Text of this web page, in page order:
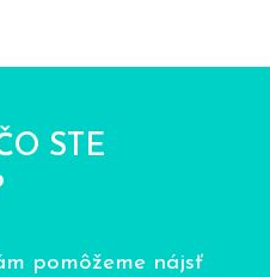
STE
pomôžeme nájsť